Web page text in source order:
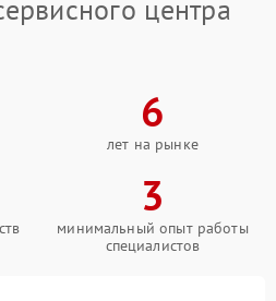
центра
6
лет на рынке
3
минимальный опыт работы
специалистов